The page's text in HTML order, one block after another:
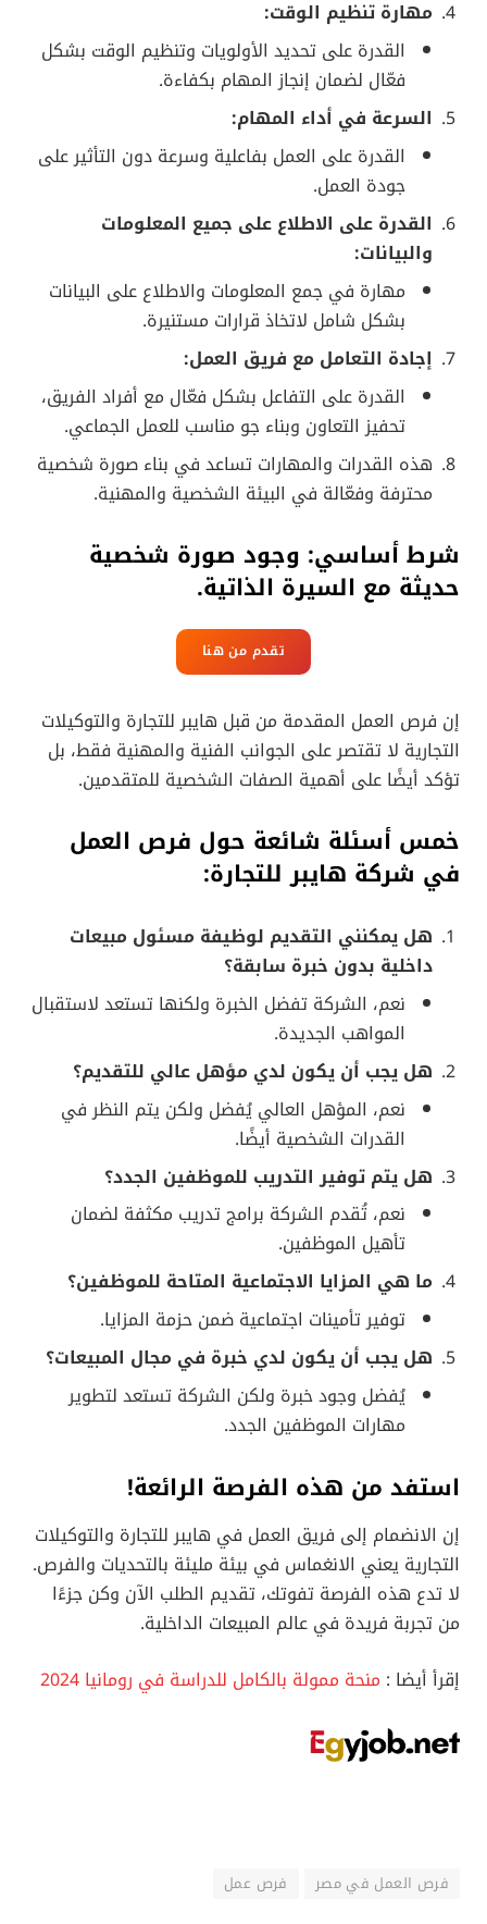
مهارة تنظيم الوقت:
القدرة على تحديد الأولويات وتنظيم الوقت بشكل
فعّال لضمان إنجاز المهام بكفاءة.
السرعة في أداء المهام:
القدرة على العمل بفاعلية وسرعة دون التأثير على
جودة العمل.
القدرة على الاطلاع على جميع المعلومات
والبيانات:
مهارة في جمع المعلومات والاطلاع على البيانات
بشكل شامل لاتخاذ قرارات مستنيرة.
إجادة التعامل مع فريق العمل:
القدرة على التفاعل بشكل فعّال مع أفراد الفريق،
تحفيز التعاون وبناء جو مناسب للعمل الجماعي.
هذه القدرات والمهارات تساعد في بناء صورة شخصية
محترفة وفعّالة في البيئة الشخصية والمهنية.
شرط أساسي: وجود صورة شخصية
حديثة مع السيرة الذاتية.
تقدم من هنا
إن فرص العمل المقدمة من قبل هايبر للتجارة والتوكيلات
التجارية لا تقتصر على الجوانب الفنية والمهنية فقط، بل
تؤكد أيضًا على أهمية الصفات الشخصية للمتقدمين.
خمس أسئلة شائعة حول فرص العمل
في شركة هايبر للتجارة:
هل يمكنني التقديم لوظيفة مسئول مبيعات
داخلية بدون خبرة سابقة؟
نعم، الشركة تفضل الخبرة ولكنها تستعد لاستقبال
المواهب الجديدة.
هل يجب أن يكون لدي مؤهل عالي للتقديم؟
نعم، المؤهل العالي يُفضل ولكن يتم النظر في
القدرات الشخصية أيضًا.
هل يتم توفير التدريب للموظفين الجدد؟
نعم، تُقدم الشركة برامج تدريب مكثفة لضمان
تأهيل الموظفين.
ما هي المزايا الاجتماعية المتاحة للموظفين؟
توفير تأمينات اجتماعية ضمن حزمة المزايا.
هل يجب أن يكون لدي خبرة في مجال المبيعات؟
يُفضل وجود خبرة ولكن الشركة تستعد لتطوير
مهارات الموظفين الجدد.
استفد من هذه الفرصة الرائعة!
إن الانضمام إلى فريق العمل في هايبر للتجارة والتوكيلات
التجارية يعني الانغماس في بيئة مليئة بالتحديات والفرص.
لا تدع هذه الفرصة تفوتك، تقديم الطلب الآن وكن جزءًا
من تجربة فريدة في عالم المبيعات الداخلية.
إقرأ أيضا : منحة ممولة بالكامل للدراسة في رومانيا 2024
فرص العمل في مصر فرص عمل